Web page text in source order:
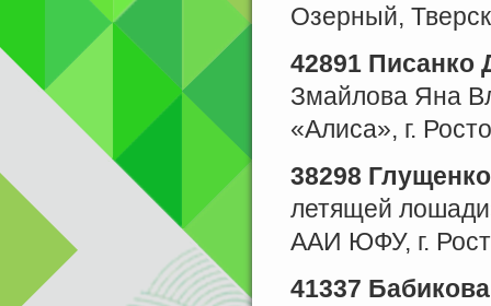
Озерный,
42891 Писанко
Змайлова Яна
«Алиса», г.
38298
летящей
ААИ ЮФУ, г.
41337